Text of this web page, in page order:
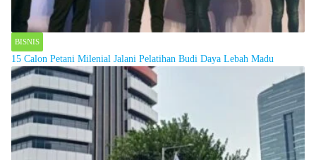
BISNIS
15 Calon Petani Milenial Jalani Pelatihan Budi Daya Lebah Madu